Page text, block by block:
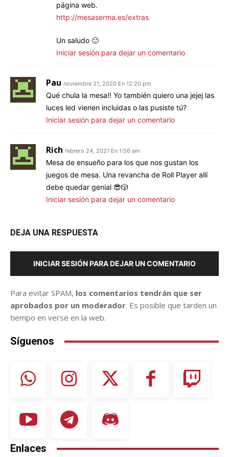
página web.
http://mesaserma.es/extras
Un saludo 🙂
Iniciar sesión para dejar un comentario
Pau noviembre 21, 2020 En 12:20 pm
Qué chula la mesa!! Yo también quiero una jejej las
luces led vienen incluidas o las pusiste tú?
Iniciar sesión para dejar un comentario
Rich febrero 24, 2021 En 1:56 am
Mesa de ensueño para los que nos gustan los
juegos de mesa. Una revancha de Roll Player allí
debe quedar genial 😎🎲
Iniciar sesión para dejar un comentario
DEJA UNA RESPUESTA
INICIAR SESIÓN PARA DEJAR UN COMENTARIO
Para evitar SPAM, los comentarios tendrán que ser
aprobados por un moderador. Es posible que tarden un
tiempo en verse en la web.
Síguenos
Enlaces